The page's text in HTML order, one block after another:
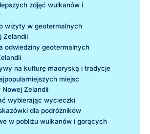
zdjęć wulkanów i
wizyty w geotermalnych
Zelandii
odwiedziny geotermalnych
na kulturę maoryską i tradycje
miejsc
Zelandii
wybierając wycieczki
dla podróżników
w pobliżu wulkanów i gorących